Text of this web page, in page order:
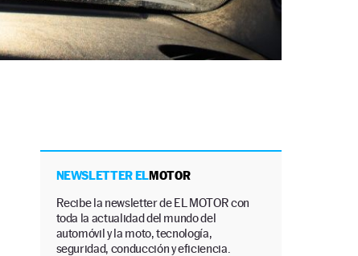
NEWSLETTER ELMOTOR
Recibe la newsletter de EL MOTOR con
toda la actualidad del mundo del
automóvil y la moto, tecnología,
seguridad, conducción y eficiencia.